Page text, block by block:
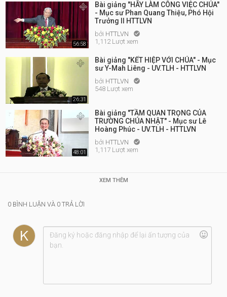
56:58
Bài giảng "HÃY LÀM CÔNG VIỆC CHÚA"
- Mục sư Phan Quang Thiệu, Phó Hội
Trưởng II HTTLVN
bởi HTTLVN 
1,112 Lượt xem
26:31
Bài giảng "KẾT HIỆP VỚI CHÚA" - Mục
sư Y-Mah Liêng - UV.TLH - HTTLVN
bởi HTTLVN 
548 Lượt xem
48:01
Bài giảng "TẦM QUAN TRỌNG CỦA
TRƯỜNG CHÚA NHẬT" - Mục sư Lê
Hoàng Phúc - UV.TLH - HTTLVN
bởi HTTLVN 
1,117 Lượt xem
XEM THÊM
0 BÌNH LUẬN VÀ 0 TRẢ LỜI